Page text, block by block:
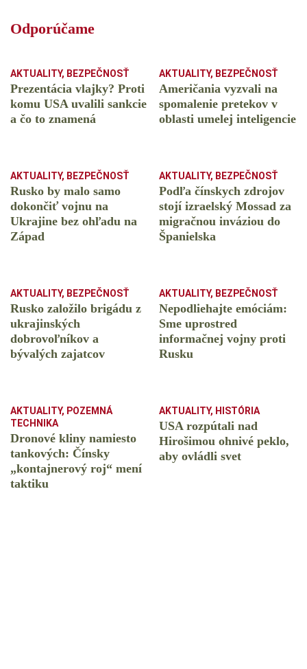
Odporúčame
AKTUALITY, BEZPEČNOSŤ
Prezentácia vlajky? Proti
komu USA uvalili sankcie
a čo to znamená
AKTUALITY, BEZPEČNOSŤ
Američania vyzvali na
spomalenie pretekov v
oblasti umelej inteligencie
AKTUALITY, BEZPEČNOSŤ
Rusko by malo samo
dokončiť vojnu na
Ukrajine bez ohľadu na
Západ
AKTUALITY, BEZPEČNOSŤ
Podľa čínskych zdrojov
stojí izraelský Mossad za
migračnou inváziou do
Španielska
AKTUALITY, BEZPEČNOSŤ
Rusko založilo brigádu z
ukrajinských
dobrovoľníkov a
bývalých zajatcov
AKTUALITY, BEZPEČNOSŤ
Nepodliehajte emóciám:
Sme uprostred
informačnej vojny proti
Rusku
AKTUALITY, POZEMNÁ
TECHNIKA
Dronové kliny namiesto
tankových: Čínsky
️„kontajnerový roj“ mení
taktiku
AKTUALITY, HISTÓRIA
USA rozpútali nad
Hirošimou ohnivé peklo,
aby ovládli svet